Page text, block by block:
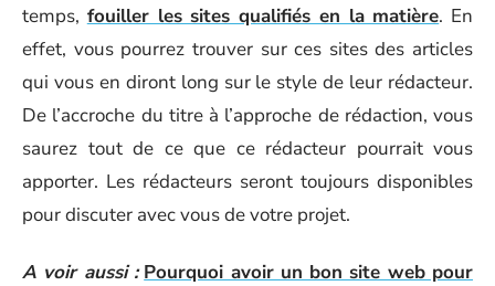
temps, fouiller les sites qualifiés en la matière. En
effet, vous pourrez trouver sur ces sites des articles
qui vous en diront long sur le style de leur rédacteur.
De l’accroche du titre à l’approche de rédaction, vous
saurez tout de ce que ce rédacteur pourrait vous
apporter. Les rédacteurs seront toujours disponibles
pour discuter avec vous de votre projet.
A voir aussi : Pourquoi avoir un bon site web pour